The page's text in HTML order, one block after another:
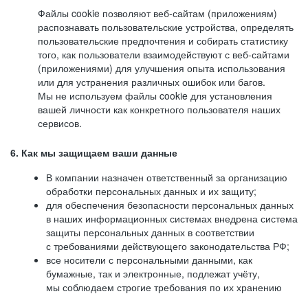
Файлы cookie позволяют веб-сайтам (приложениям)
распознавать пользовательские устройства, определять
пользовательские предпочтения и собирать статистику
того, как пользователи взаимодействуют с веб-сайтами
(приложениями) для улучшения опыта использования
или для устранения различных ошибок или багов.
Мы не используем файлы cookie для установления
вашей личности как конкретного пользователя наших
сервисов.
6. Как мы защищаем ваши данные
В компании назначен ответственный за организацию
обработки персональных данных и их защиту;
для обеспечения безопасности персональных данных
в наших информационных системах внедрена система
защиты персональных данных в соответствии
с требованиями действующего законодательства РФ;
все носители с персональными данными, как
бумажные, так и электронные, подлежат учёту,
мы соблюдаем строгие требования по их хранению